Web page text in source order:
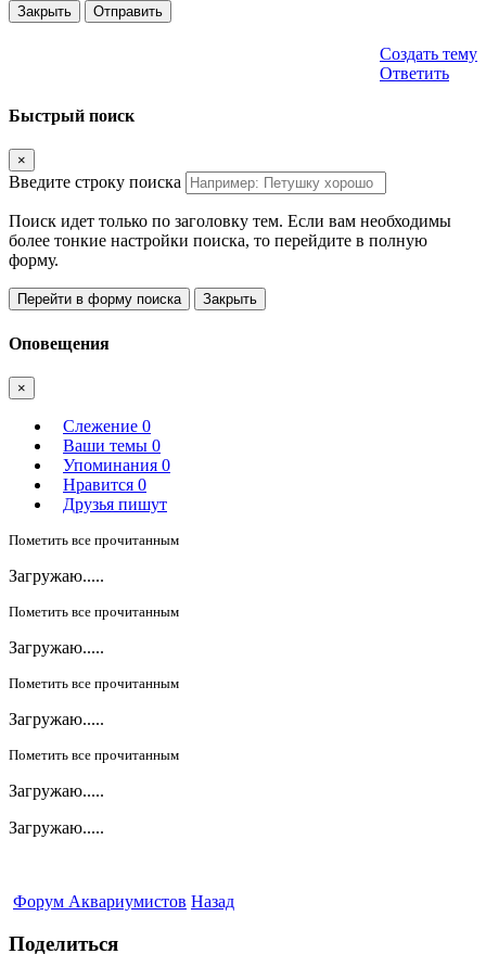
Закрыть Отправить
Создать тему
Ответить
Быстрый поиск
×
Введите строку поиска
Поиск идет только по заголовку тем. Если вам необходимы
более тонкие настройки поиска, то перейдите в полную
форму.
Перейти в форму поиска Закрыть
Оповещения
×
Слежение 0
Ваши темы 0
Упоминания 0
Нравится 0
Друзья пишут
Пометить все прочитанным
Загружаю.....
Пометить все прочитанным
Загружаю.....
Пометить все прочитанным
Загружаю.....
Пометить все прочитанным
Загружаю.....
Загружаю.....
Форум Аквариумистов Назад
Поделиться